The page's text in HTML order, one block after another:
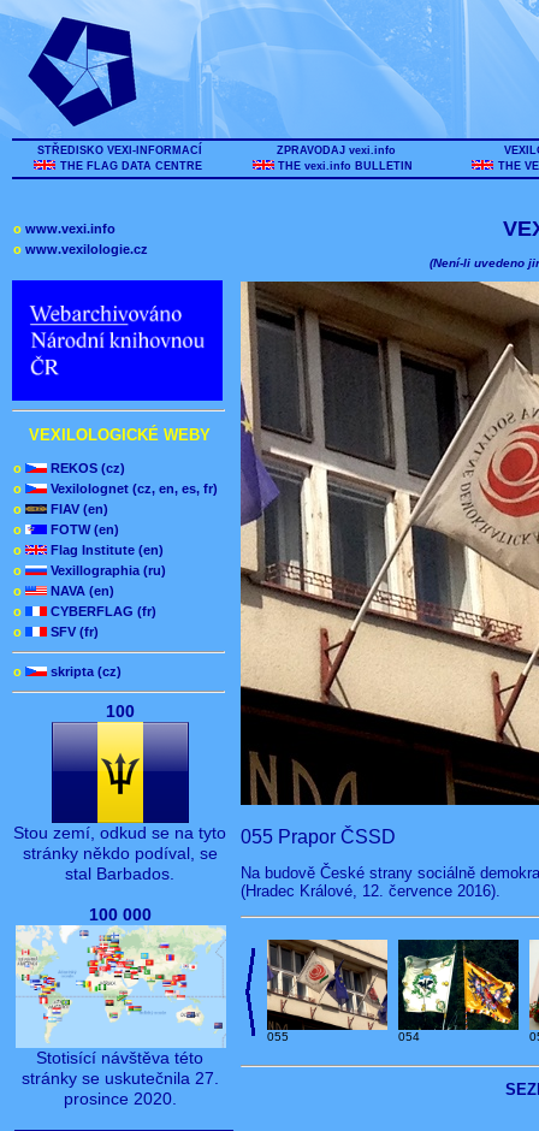
STŘEDISKO VEXI-INFORMACÍ
THE FLAG DATA CENTRE
ZPRAVODAJ vexi.info
THE vexi.info BULLETIN
THE
o www.vexi.info
o www.vexilologie.cz
VEXILOLOGICKÉ WEBY
o
REKOS (cz)
o
Vexilolognet (cz, en, es, fr)
o
FIAV (en)
o
FOTW (en)
o
Flag Institute (en)
o
Vexillographia (ru)
o
NAVA (en)
o
CYBERFLAG (fr)
o
SFV (fr)
o skripta (cz)
100
Stou zemí, odkud se na tyto
stránky někdo podíval, se
stal Barbados.
100 000
Stotisící návštěva této
stránky se uskutečnila 27.
prosince 2020.
(Není-li uvedeno
055 Prapor ČSSD
Na budově České strany sociálně
(Hradec Králové, 12. července 2016).
055 054